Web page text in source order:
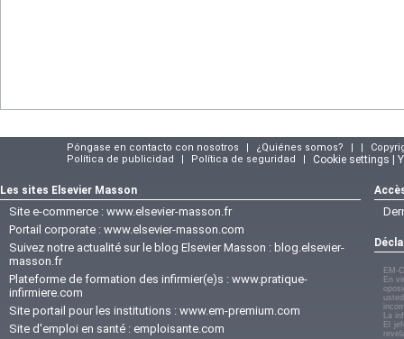
Póngase en contacto con nosotros | ¿Quiénes somos? | |
Política de publicidad
| Política de seguridad | Cookie settings |
Les sites Elsevier Masson
Site e-commerce : www.elsevier-masson.fr
Portail corporate : www.elsevier-masson.com
Suivez notre actualité sur le blog Elsevier Masson : blog.elsevier-
masson.fr
Plateforme de formation des infirmier(e)s : www.pratique-
infirmiere.com
Site portail pour les institutions : www.em-premium.com
Site d'emploi en santé : emploisante.com
EM-
En
La
El